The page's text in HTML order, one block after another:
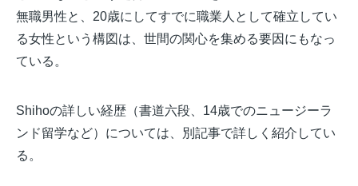
無職男性と、20歳にしてすでに職業人として確立してい
る女性という構図は、世間の関心を集める要因にもなっ
ている。
Shihoの詳しい経歴（書道六段、14歳でのニュージーラ
ンド留学など）については、別記事で詳しく紹介してい
る。